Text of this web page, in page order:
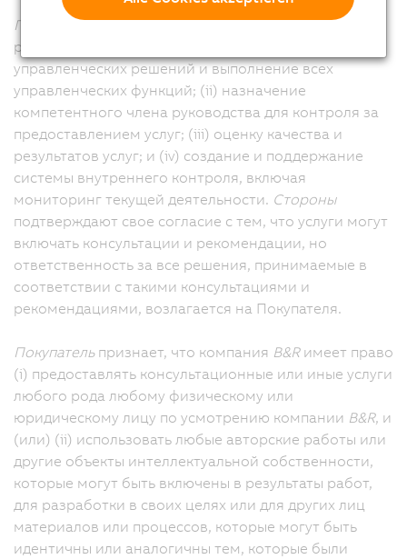
Покупательнесет единоличную ответственность за
реализацию следующих мер: (i) принятие всех
управленческих решений и выполнение всех
управленческих функций; (ii) назначение
компетентного члена руководства для контроля за
предоставлением услуг; (iii) оценку качества и
результатов услуг; и (iv) создание и поддержание
системы внутреннего контроля, включая
мониторинг текущей деятельности. Стороны
подтверждают свое согласие с тем, что услуги могут
включать консультации и рекомендации, но
ответственность за все решения, принимаемые в
соответствии с такими консультациями и
рекомендациями, возлагается на Покупателя.
Покупательпризнает, что компания B&Rимеет право
(i) предоставлять консультационные или иные услуги
любого рода любому физическому или
юридическому лицу по усмотрению компании B&R, и
(или) (ii) использовать любые авторские работы или
другие объекты интеллектуальной собственности,
которые могут быть включены в результаты работ,
для разработки в своих целях или для других лиц
материалов или процессов, которые могут быть
идентичны или аналогичны тем, которые были